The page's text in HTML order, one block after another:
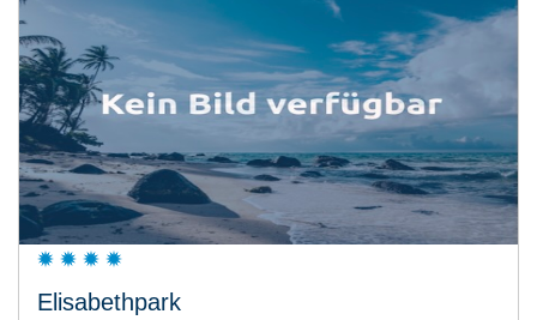
Elisabethpark